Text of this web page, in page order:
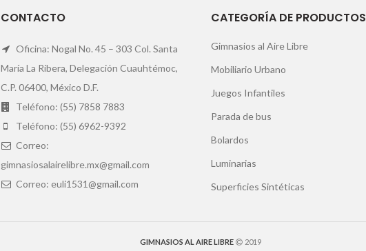
CONTACTO
Oficina: Nogal No. 45 – 303 Col. Santa
María La Ribera, Delegación Cuauhtémoc,
C.P. 06400, México D.F.
Teléfono: (55) 7858 7883
Teléfono: (55) 6962-9392
Correo:
gimnasiosalairelibre.mx@gmail.com
Correo: euli1531@gmail.com
CATEGORÍA DE PRODUCTOS
Gimnasios al Aire Libre
Mobiliario Urbano
Juegos Infantiles
Parada de bus
Bolardos
Luminarias
Superficies Sintéticas
GIMNASIOS AL AIRE LIBRE 2019